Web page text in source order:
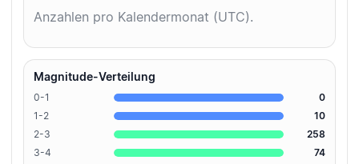
Anzahlen pro Kalendermonat (UTC).
Magnitude-Verteilung
0-1
0
1-2
10
2-3
258
3-4
74